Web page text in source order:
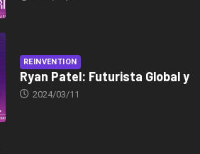
REINVENTION
Ryan Patel: Futurista Global y
2024/03/11